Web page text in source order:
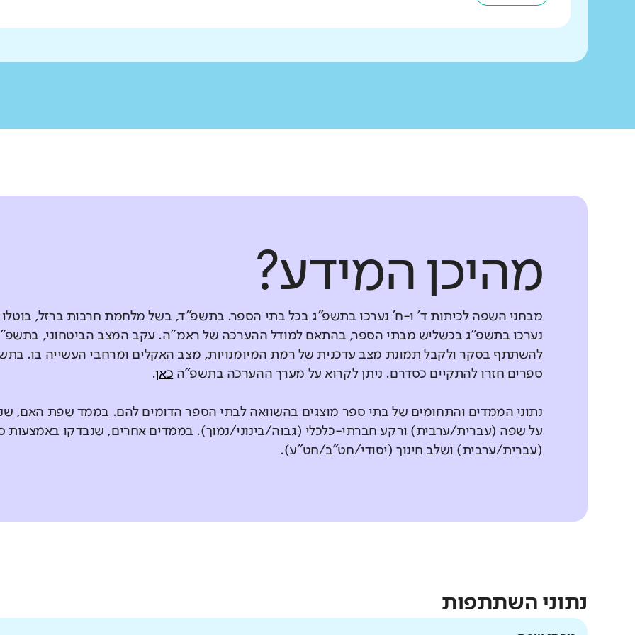
מהיכן המידע?
מבחני השפה לכיתות ד' ו-ח' נערכו בתשפ"ג בכל בתי הספר. בתשפ"ד, בשל מלחמת חרבות ברזל,
נערכו בתשפ"ג בכשליש מבתי הספר, בהתאם למודל ההערכה של ראמ"ה. עקב המצב הביטחוני,
להשתתף בסקר ולקבל תמונת מצב עדכנית של רמת המיומנויות, מצב האקלים ומרחבי העשייה בו.
ספרים חזרו להתקיים כסדרם. ניתן לקרוא על מערך ההערכה בתשפ"ה כאן.
נתוני הממדים והתחומים של בתי ספר מוצגים בהשוואה לבתי הספר הדומים להם. בממד שפת האם,
על שפה (עברית/ערבית) ורקע חברתי-כלכלי (גבוה/בינוני/נמוך). בממדים אחרים, שנבדקו
(עברית/ערבית) ושלב חינוך (יסודי/חט"ב/חט"ע).
נתוני השתתפות